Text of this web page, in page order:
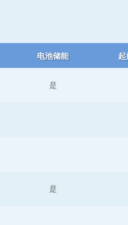
电池储能 起
是
是